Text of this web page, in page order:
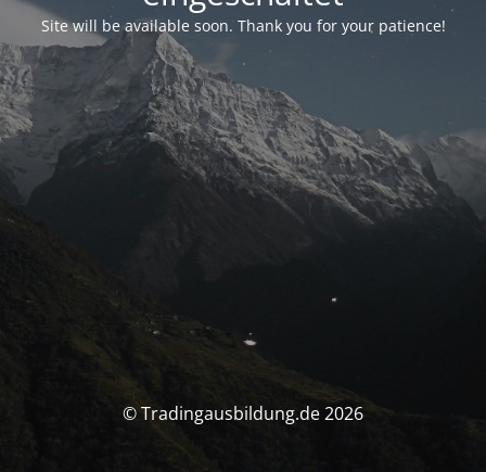
Site will be available soon. Thank you for your patience!
© Tradingausbildung.de 2026